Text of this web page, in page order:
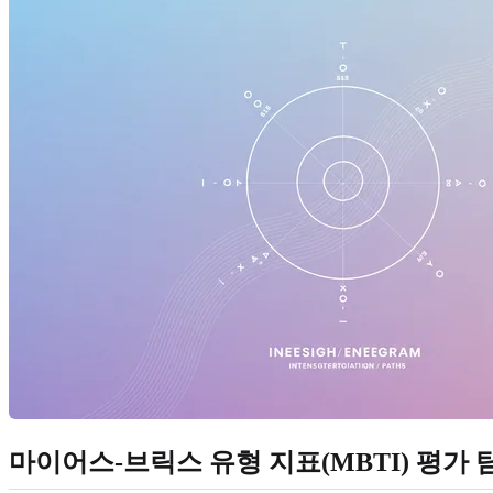
마이어스-브릭스 유형 지표(MBTI) 평가